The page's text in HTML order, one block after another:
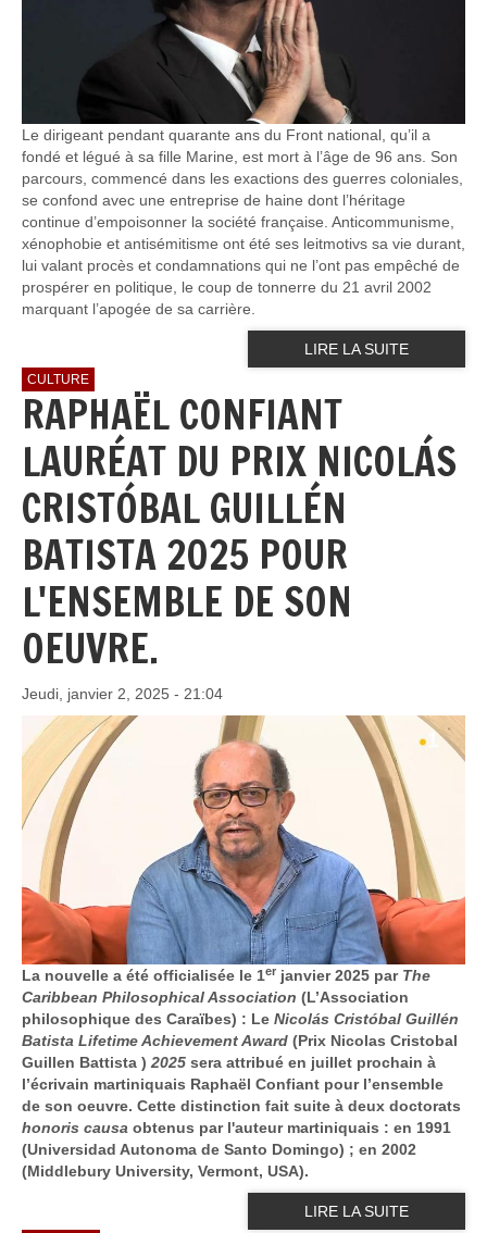
Le dirigeant pendant quarante ans du Front national, qu’il a
fondé et légué à sa fille Marine, est mort à l’âge de 96 ans. Son
parcours, commencé dans les exactions des guerres coloniales,
se confond avec une entreprise de haine dont l’héritage
continue d’empoisonner la société française. Anticommunisme,
xénophobie et antisémitisme ont été ses leitmotivs sa vie durant,
lui valant procès et condamnations qui ne l’ont pas empêché de
prospérer en politique, le coup de tonnerre du 21 avril 2002
marquant l’apogée de sa carrière.
LIRE LA SUITE
CULTURE
RAPHAËL CONFIANT
LAURÉAT DU PRIX NICOLÁS
CRISTÓBAL GUILLÉN
BATISTA 2025 POUR
L'ENSEMBLE DE SON
OEUVRE.
Jeudi, janvier 2, 2025 - 21:04
La nouvelle a été officialisée le 1er janvier 2025 par The
Caribbean Philosophical Association (L’Association
philosophique des Caraïbes) : Le Nicolás Cristóbal Guillén
Batista Lifetime Achievement Award (Prix Nicolas Cristobal
Guillen Battista ) 2025 sera attribué en juillet prochain à
l’écrivain martiniquais Raphaël Confiant pour l’ensemble
de son oeuvre. Cette distinction fait suite à deux doctorats
honoris causa obtenus par l'auteur martiniquais : en 1991
(Universidad Autonoma de Santo Domingo) ; en 2002
(Middlebury University, Vermont, USA).
LIRE LA SUITE